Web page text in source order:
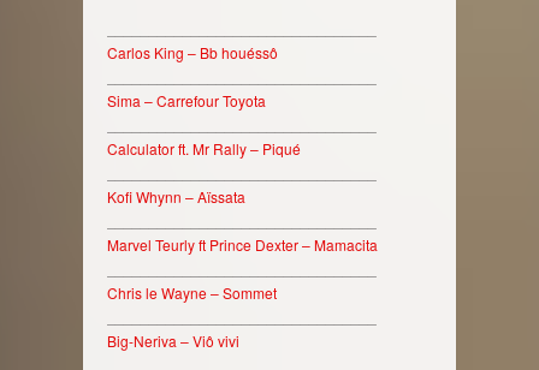
Carlos King – Bb houéssô
Sima – Carrefour Toyota
Calculator ft. Mr Rally – Piqué
Kofi Whynn – Aïssata
Marvel Teurly ft Prince Dexter – Mamacita
Chris le Wayne – Sommet
Big-Neriva – Viô vivi